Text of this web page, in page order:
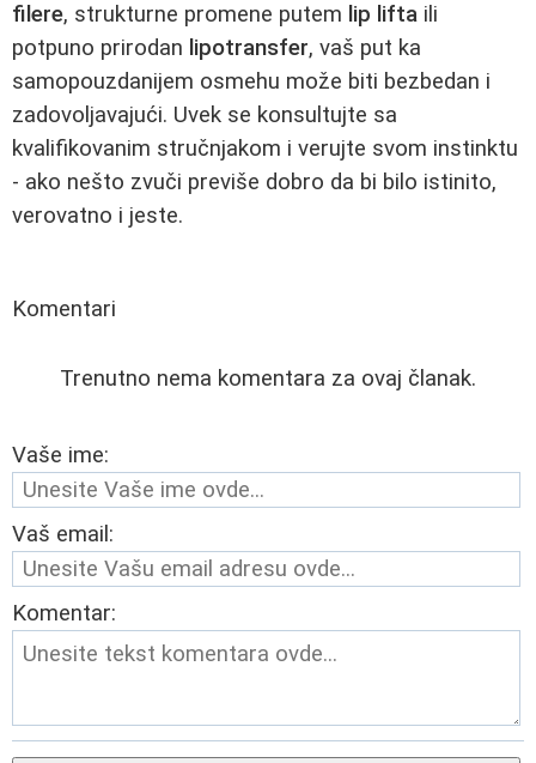
filere, strukturne promene putem lip lifta ili
potpuno prirodan lipotransfer, vaš put ka
samopouzdanijem osmehu može biti bezbedan i
zadovoljavajući. Uvek se konsultujte sa
kvalifikovanim stručnjakom i verujte svom instinktu
- ako nešto zvuči previše dobro da bi bilo istinito,
verovatno i jeste.
Komentari
Trenutno nema komentara za ovaj članak.
Vaše ime:
Vaš email:
Komentar: